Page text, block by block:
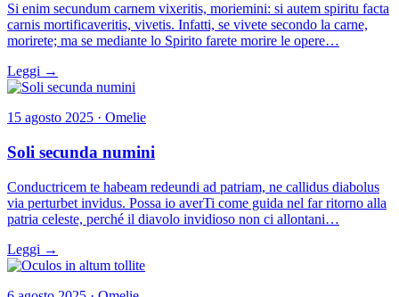
Si enim secundum carnem vixeritis, moriemini: si autem spiritu facta
carnis mortificaveritis, vivetis. Infatti, se vivete secondo la carne,
morirete; ma se mediante lo Spirito farete morire le opere…
Leggi →
15 agosto 2025 · Omelie
Soli secunda numini
Conductricem te habeam redeundi ad patriam, ne callidus diabolus
via perturbet invidus. Possa io averTi come guida nel far ritorno alla
patria celeste, perché il diavolo invidioso non ci allontani…
Leggi →